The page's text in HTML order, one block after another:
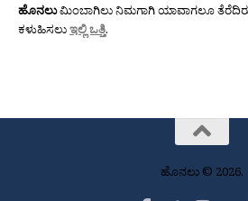
ಹೊನಲುಮಿಂಬಾಗಿಲು ನಿಮಗಾಗಿ ಯಾವಾಗಲೂ
ಕಳುಹಿಸಲುಇಲ್ಲಿ ಒತ್ತಿ.
ಹೊನಲು © 2026.